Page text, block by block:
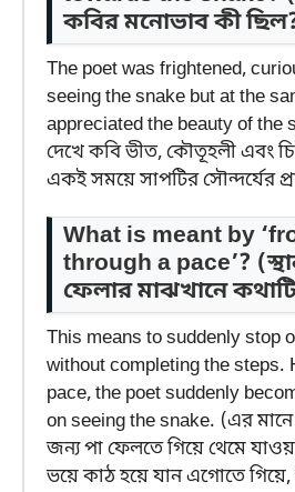
কবির মনোভাব কী
The poet was frightened,
seeing the snake but at the
appreciated the beauty of the
দেখে কবি ভীত, কৌতূহলী এবং
একই সময়ে সাপটির সৌন্দর্যের
What is meant by
through a pace’?
ফেলার মাঝখানে
This means to suddenly stop
without completing the steps.
pace, the poet suddenly
on seeing the snake. (এর
জন্য পা ফেলতে গিয়ে থেমে
ভয়ে কাঠ হয়ে যান এগোতে গিয়ে,